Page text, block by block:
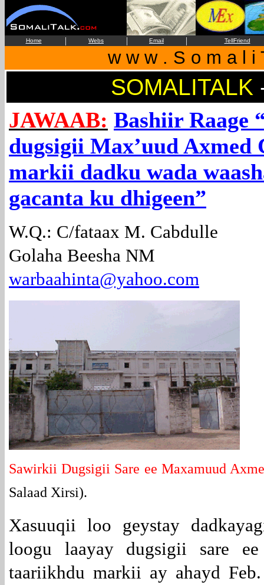
Home | Webs | Email | TellFriend
w w w . S o m a l i
SOMALITALK
JAWAAB: Bashiir Raage
dugsigii Max’uud Axmed
markii dadku wada
gacanta ku dhigeen”
W.Q.: C/fataax M. Cabdulle
Golaha Beesha NM
warbaahinta@yahoo.com
Sawirkii Dugsigii Sare ee Maxamuud
Salaad Xirsi).
Xasuuqii loo geystay
loogu laayay dugsigii sare
taariikhdu markii ay ahayd